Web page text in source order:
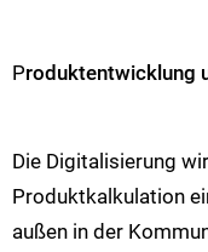
Produktentwicklung
Die Digitalisierung
Produktkalkulation
außen in der